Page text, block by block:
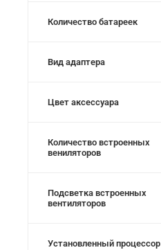
Количество батареек
Вид адаптера
Цвет аксессуара
Количество встроенных
вениляторов
Подсветка встроенных
вентиляторов
Установленный процессор